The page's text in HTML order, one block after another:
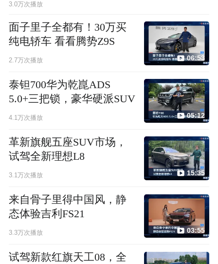
3.0万次播放
面子里子全都有！30万买
纯电轿车 看看腾势Z9S
2.7万次播放 06:53
泰钽700华为乾崑ADS
5.0+三把锁，豪华硬派SUV
4.1万次播放 05:12
革新旗舰五座SUV市场，
试驾全新理想L8
3.1万次播放 15:35
来自骨子里得中国风，静
态体验吉利FS21
3.3万次播放 03:55
试驾新款红旗天工08，全